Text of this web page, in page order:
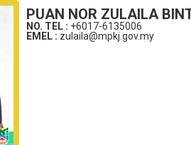
PUAN NOR ZULAILA
NO. TEL : +6017-6135006
EMEL : zulaila@mpkj.gov.my